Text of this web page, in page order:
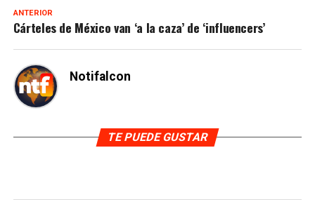
ANTERIOR
Cárteles de México van ‘a la caza’ de ‘influencers’
Notifalcon
TE PUEDE GUSTAR